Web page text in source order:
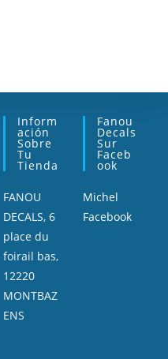
Inform
Ación
Sobre
Tu
Tienda
FANOU
DECALS, 6
place du
foirail bas,
12220
MONTBAZ
ENS
Fanou
Decals
Sur
Faceb
Ook
Michel
Facebook